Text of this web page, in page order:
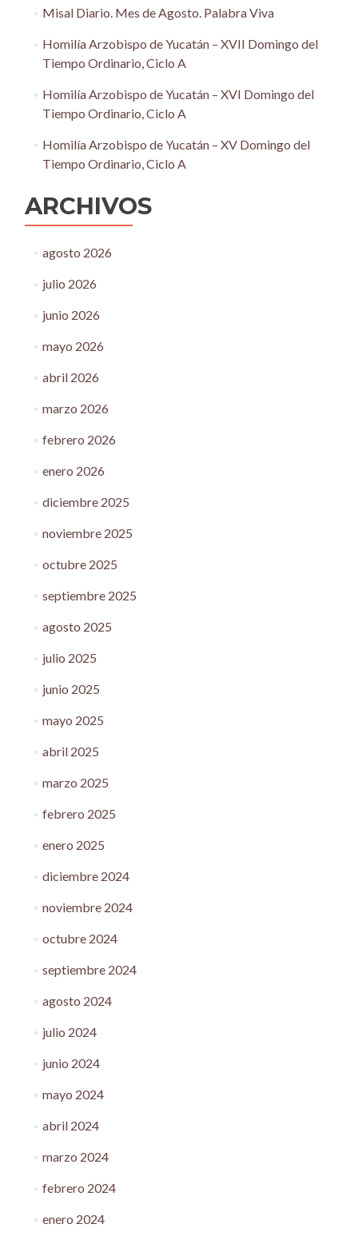
Misal Diario. Mes de Agosto. Palabra Viva
Homilía Arzobispo de Yucatán – XVII Domingo del
Tiempo Ordinario, Ciclo A
Homilía Arzobispo de Yucatán – XVI Domingo del
Tiempo Ordinario, Ciclo A
Homilía Arzobispo de Yucatán – XV Domingo del
Tiempo Ordinario, Ciclo A
ARCHIVOS
agosto 2026
julio 2026
junio 2026
mayo 2026
abril 2026
marzo 2026
febrero 2026
enero 2026
diciembre 2025
noviembre 2025
octubre 2025
septiembre 2025
agosto 2025
julio 2025
junio 2025
mayo 2025
abril 2025
marzo 2025
febrero 2025
enero 2025
diciembre 2024
noviembre 2024
octubre 2024
septiembre 2024
agosto 2024
julio 2024
junio 2024
mayo 2024
abril 2024
marzo 2024
febrero 2024
enero 2024